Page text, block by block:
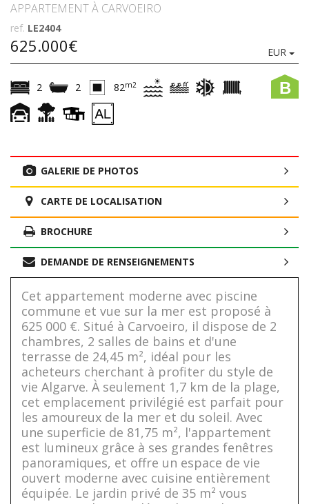
APPARTEMENT À CARVOEIRO
ref. LE2404
625.000€ EUR
B
2 2 82m2
GALERIE DE PHOTOS
CARTE DE LOCALISATION
BROCHURE
DEMANDE DE RENSEIGNEMENTS
Cet appartement moderne avec piscine
commune et vue sur la mer est proposé à
625 000 €. Situé à Carvoeiro, il dispose de 2
chambres, 2 salles de bains et d'une
terrasse de 24,45 m², idéal pour les
acheteurs cherchant à profiter du style de
vie Algarve. À seulement 1,7 km de la plage,
cet emplacement privilégié est parfait pour
les amoureux de la mer et du soleil. Avec
une superficie de 81,75 m², l'appartement
est lumineux grâce à ses grandes fenêtres
panoramiques, et offre un espace de vie
ouvert moderne avec cuisine entièrement
équipée. Le jardin privé de 35 m² vous